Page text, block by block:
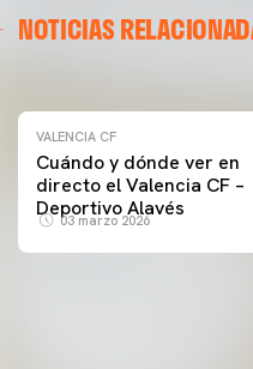
NOTICIAS
ENTRENAMIENTO DEL
VALENCIA CF
Cuándo y dónde ver en
directo el Valencia CF –
Deportivo Alavés
03 marzo 2026